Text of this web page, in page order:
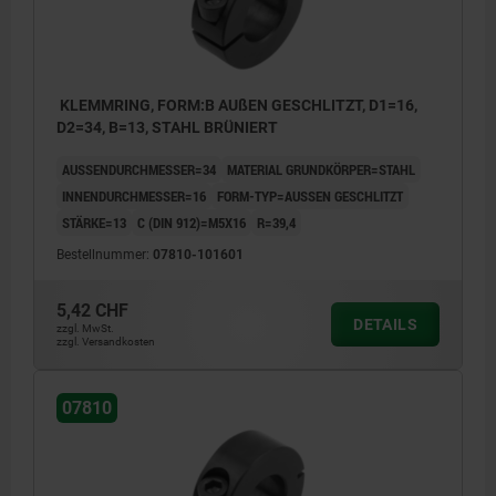
KLEMMRING, FORM:B AUßEN GESCHLITZT, D1=16,
D2=34, B=13, STAHL BRÜNIERT
AUSSENDURCHMESSER=34
MATERIAL GRUNDKÖRPER=STAHL
INNENDURCHMESSER=16
FORM-TYP=AUSSEN GESCHLITZT
STÄRKE=13
C (DIN 912)=M5X16 R=39,4
Bestellnummer: 07810-101601
5,42 CHF
zzgl. MwSt.
zzgl. Versandkosten
DETAILS
07810